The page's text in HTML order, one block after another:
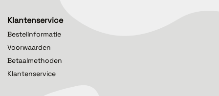
Klantenservice
Bestelinformatie
Voorwaarden
Betaalmethoden
Klantenservice